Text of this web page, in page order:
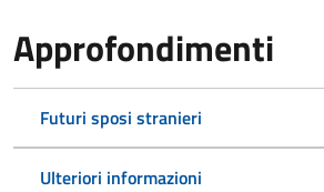
Approfondimenti
Futuri sposi stranieri
Ulteriori informazioni